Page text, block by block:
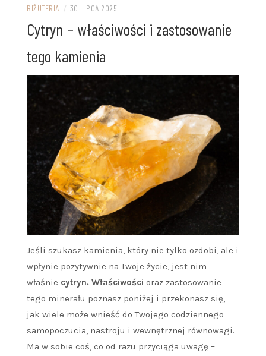
BIŻUTERIA / 30 LIPCA 2025
Cytryn – właściwości i zastosowanie
tego kamienia
Jeśli szukasz kamienia, który nie tylko ozdobi, ale i
wpłynie pozytywnie na Twoje życie, jest nim
właśnie cytryn. Właściwości oraz zastosowanie
tego minerału poznasz poniżej i przekonasz się,
jak wiele może wnieść do Twojego codziennego
samopoczucia, nastroju i wewnętrznej równowagi.
Ma w sobie coś, co od razu przyciąga uwagę –